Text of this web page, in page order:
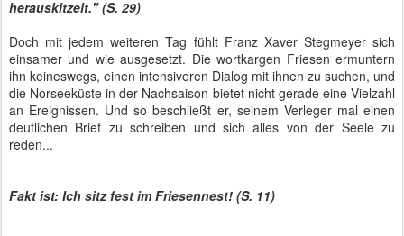
herauskitzelt." (S. 29)
Doch mit jedem weiteren Tag fühlt Franz Xaver Stegmeyer sich
einsamer und wie ausgesetzt. Die wortkargen Friesen ermuntern
ihn keineswegs, einen intensiveren Dialog mit ihnen zu suchen, und
die Norseeküste in der Nachsaison bietet nicht gerade eine Vielzahl
an Ereignissen. Und so beschließt er, seinem Verleger mal einen
deutlichen Brief zu schreiben und sich alles von der Seele zu
reden...
Fakt ist: Ich sitz fest im Friesennest! (S. 11)